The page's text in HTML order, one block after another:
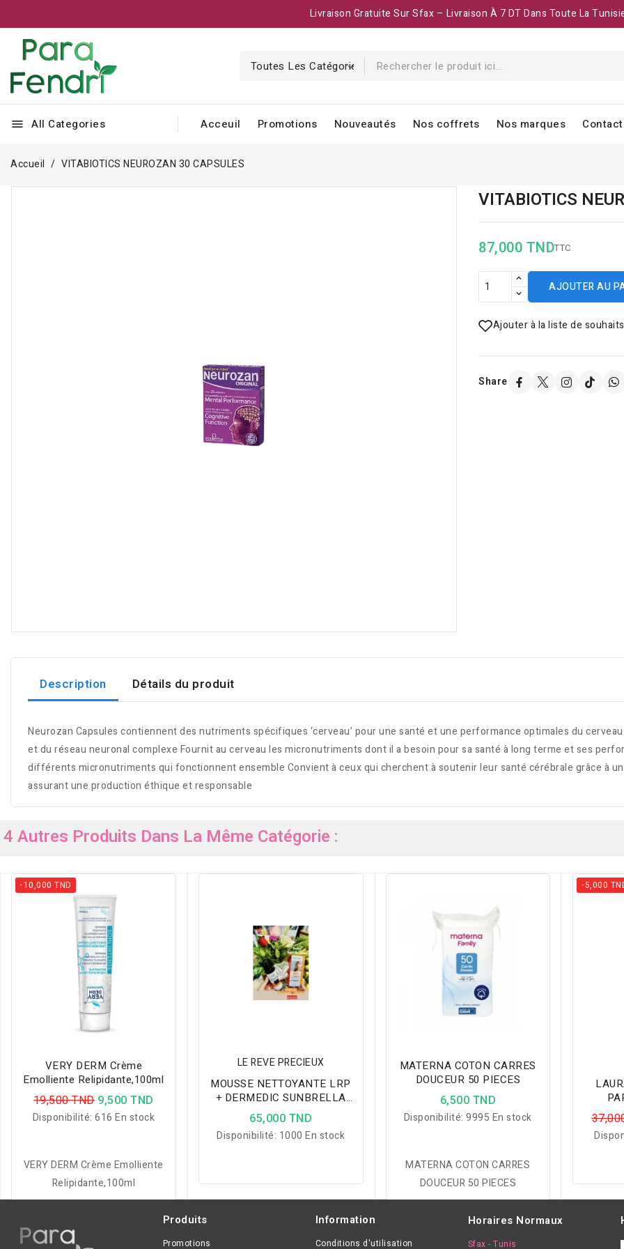
Livraison Gratuite Sur Sfax – Livraison À 7 DT Dans Toute La
menu All Categories Acceuil Promotions Nouveautés Nos coffrets Nos marques
Accueil VITABIOTICS NEUROZAN 30 CAPSULES
VITABIOTICS
87,000 TNDTTC
AJOUTER AU
Ajouter à la liste de souhaits
Share
Description Détails du produit
Neurozan Capsules contiennent des nutriments spécifiques ‘cerveau’ pour une santé et une performance optimales du
et du réseau neuronal complexe Fournit au cerveau les micronutriments dont il a besoin pour sa santé à long terme et ses
différents micronutriments qui fonctionnent ensemble Convient à ceux qui cherchent à soutenir leur santé cérébrale grâce à
assurant une production éthique et responsable
4 Autres Produits Dans La Même Catégorie :
-10,000 TND
VERY DERM Crème
Emolliente Relipidante,100ml
19,500 TND 9,500 TND
Disponibilité:616 En stock
VERY DERM Crème Emolliente
Relipidante,100ml
LE REVE PRECIEUX
MOUSSE NETTOYANTE LRP
+ DERMEDIC SUNBRELLA
FLUIDE SPF50+ & BOUQUET
OFFERT
65,000 TND
Disponibilité: 1000 En stock
MATERNA COTON CARRES
DOUCEUR 50 PIECES
6,500 TND
Disponibilité:9995 En stock
MATERNA COTON CARRES
DOUCEUR 50 PIECES
-5,000
Produits
Promotions
Information
Conditions d'utilisation
Horaires Normaux
Sfax - Tunis